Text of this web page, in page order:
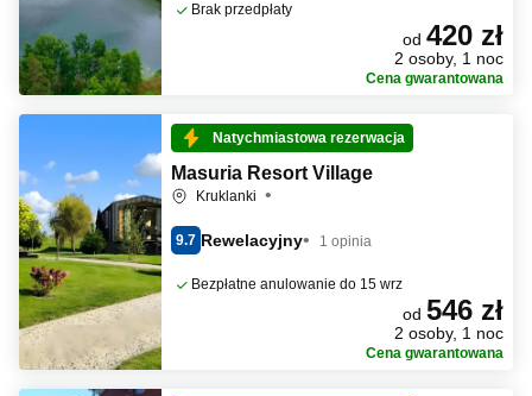
Brak przedpłaty
od 420 zł
2 osoby, 1 noc
Cena gwarantowana
Natychmiastowa rezerwacja
Masuria Resort Village
Kruklanki
9.7 Rewelacyjny 1 opinia
Bezpłatne anulowanie do 15 wrz
od 546 zł
2 osoby, 1 noc
Cena gwarantowana